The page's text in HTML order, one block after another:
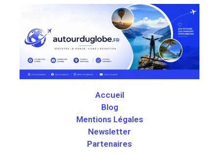
Accueil
Blog
Mentions Légales
Newsletter
Partenaires